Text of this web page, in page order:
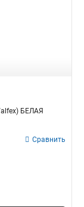
БЕЛАЯ
Сравнить